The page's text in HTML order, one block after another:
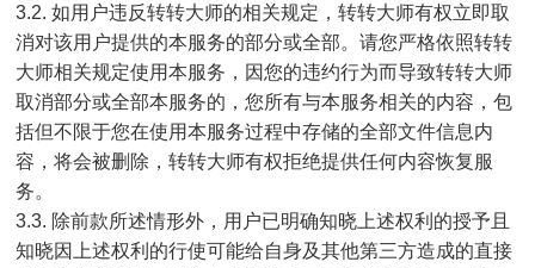
3.2. 如用户违反转转大师的相关规定，转转大师有权立即取
消对该用户提供的本服务的部分或全部。请您严格依照转转
大师相关规定使用本服务，因您的违约行为而导致转转大师
取消部分或全部本服务的，您所有与本服务相关的内容，包
括但不限于您在使用本服务过程中存储的全部文件信息内
容，将会被删除，转转大师有权拒绝提供任何内容恢复服
务。
3.3. 除前款所述情形外，用户已明确知晓上述权利的授予且
知晓因上述权利的行使可能给自身及其他第三方造成的直接